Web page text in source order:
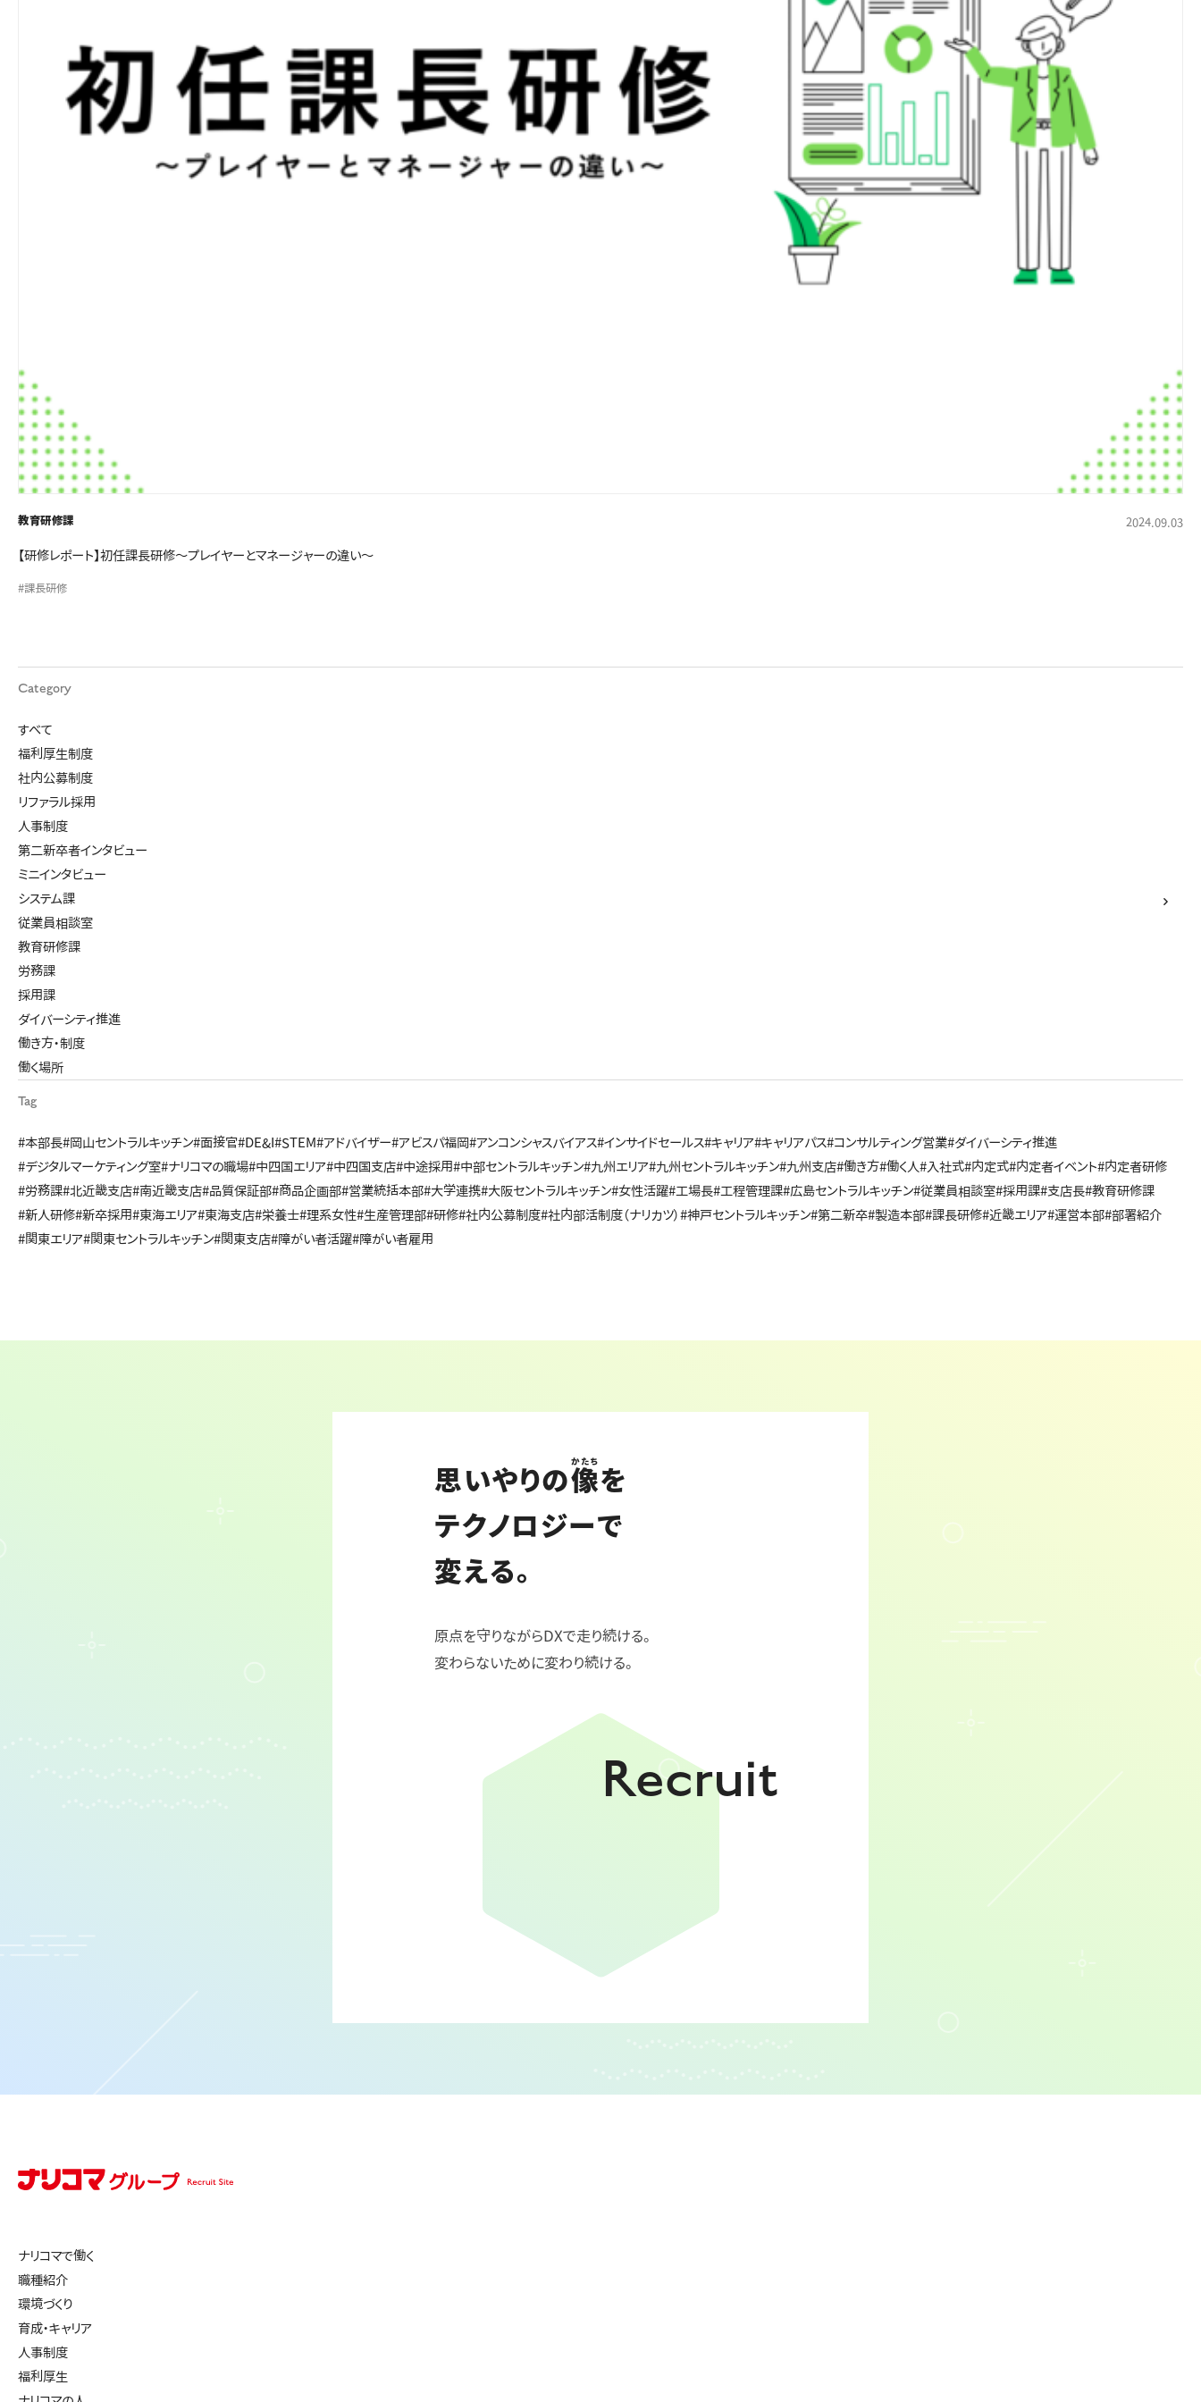
教育研修課 2024.09.03
【研修レポート】初任課長研修～プレイヤーとマネージャーの違い～
#課長研修
Category
すべて
福利厚生制度
社内公募制度
リファラル採用
人事制度
第二新卒者インタビュー
ミニインタビュー
システム課
従業員相談室
教育研修課
労務課
採用課
ダイバーシティ推進
働き方・制度
働く場所
Tag
#本部長#岡山セントラルキッチン#面接官#DE&I#STEM#アドバイザー#アビスパ福岡#アンコンシャスバイアス#インサイドセールス#キャリア#キャリアパス#コンサルティング営業#ダイバーシティ推進
#デジタルマーケティング室#ナリコマの職場#中四国エリア#中四国支店#中途採用#中部セントラルキッチン#九州エリア#九州セントラルキッチン#九州支店#働き方#働く人 #入社式#内定式#内定者イベント#内定者研修
#労務課#北近畿支店#南近畿支店#品質保証部#商品企画部#営業統括本部#大学連携#大阪セントラルキッチン#女性活躍#工場長#工程管理課#広島セントラルキッチン#従業員相談室#採用課#支店長#教育研修課
#新人研修#新卒採用#東海エリア#東海支店#栄養士#理系女性#生産管理部#研修#社内公募制度#社内部活制度（ナリカツ） #神戸セントラルキッチン#第二新卒#製造本部#課長研修#近畿エリア#運営本部#部署紹介
#関東エリア#関東セントラルキッチン#関東支店#障がい者活躍#障がい者雇用
思いやりの像
かたち
を
テクノロジーで
変える。
原点を守りながらDXで走り続ける。
変わらないために変わり続ける。
Recruit
ナリコマで働く
職種紹介
環境づくり
育成・キャリア
人事制度
福利厚生